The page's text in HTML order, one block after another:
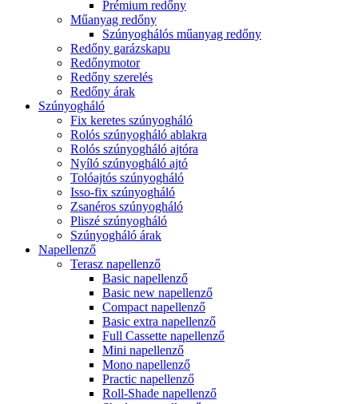
Prémium redőny
Műanyag redőny
Szúnyoghálós műanyag redőny
Redőny garázskapu
Redőnymotor
Redőny szerelés
Redőny árak
Szúnyogháló
Fix keretes szúnyogháló
Rolós szúnyogháló ablakra
Rolós szúnyogháló ajtóra
Nyíló szúnyogháló ajtó
Tolóajtós szúnyogháló
Isso-fix szúnyogháló
Zsanéros szúnyogháló
Pliszé szúnyogháló
Szúnyogháló árak
Napellenző
Terasz napellenző
Basic napellenző
Basic new napellenző
Compact napellenző
Basic extra napellenző
Full Cassette napellenző
Mini napellenző
Mono napellenző
Practic napellenző
Roll-Shade napellenző